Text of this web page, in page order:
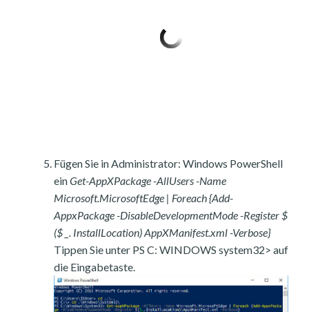
Fügen Sie in Administrator: Windows PowerShell
einGet-AppXPackage -AllUsers -Name
Microsoft.MicrosoftEdge | Foreach {Add-
AppxPackage -DisableDevelopmentMode -Register $
($ _. InstallLocation) AppXManifest.xml -Verbose}
Tippen Sie unter PS C: WINDOWS system32> auf
die Eingabetaste.